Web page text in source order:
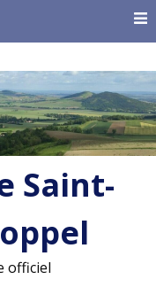
Saint-
officiel